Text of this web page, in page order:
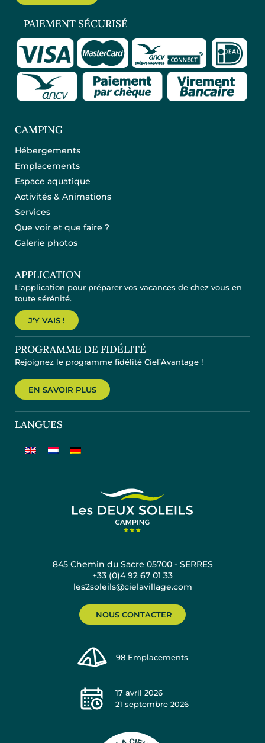
PAIEMENT SÉCURISÉ
CAMPING
Hébergements
Emplacements
Espace aquatique
Activités & Animations
Services
Que voir et que faire ?
Galerie photos
APPLICATION
L’application pour préparer vos vacances de chez vous en
toute sérénité.
J'Y VAIS !
PROGRAMME DE FIDÉLITÉ
Rejoignez le programme fidélité Ciel’Avantage !
EN SAVOIR PLUS
LANGUES
845 Chemin du Sacre 05700 - SERRES
+33 (0)4 92 67 01 33
les2soleils@cielavillage.com
NOUS CONTACTER
98 Emplacements
17 avril 2026
21 septembre 2026